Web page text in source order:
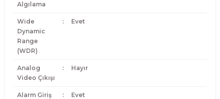
Algılama
Wide
Dynamic
Range
(WDR)
: Evet
Analog
Video Çıkışı
: Hayır
Alarm Giriş : Evet